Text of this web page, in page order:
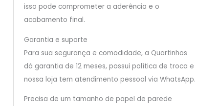
isso pode comprometer a aderência e o
acabamento final.
Garantia e suporte
Para sua segurança e comodidade, a Quartinhos
dá garantia de 12 meses, possui política de troca e
nossa loja tem atendimento pessoal via WhatsApp.
Precisa de um tamanho de papel de parede